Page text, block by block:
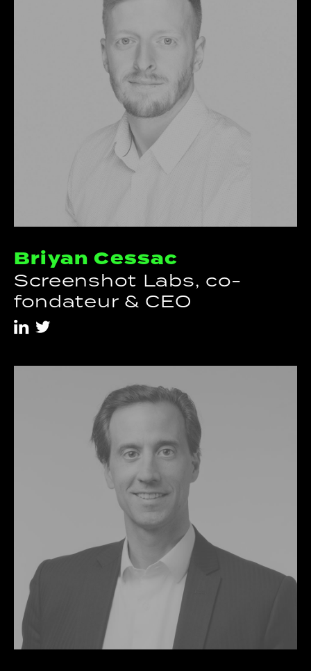
Briyan Cessac
Screenshot Labs, co-
fondateur & CEO
i t